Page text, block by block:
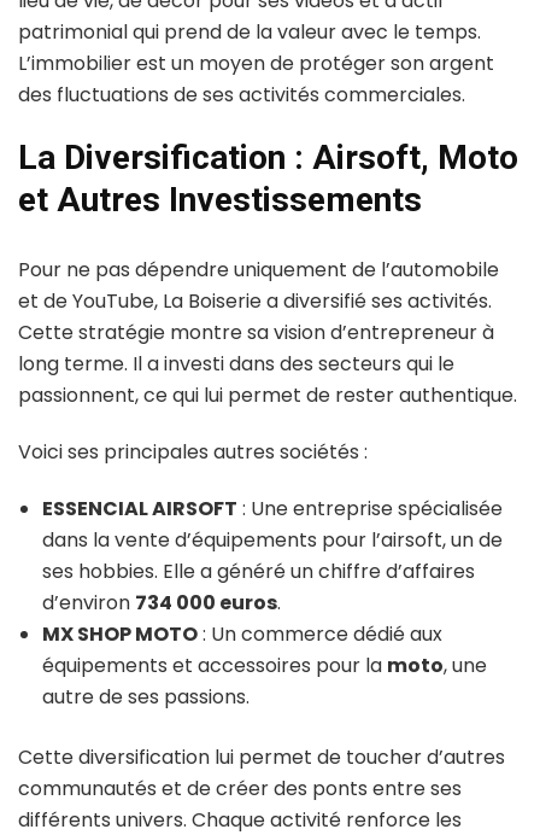
patrimonial qui prend de la valeur avec le temps.
L’immobilier est un moyen de protéger son argent
des fluctuations de ses activités commerciales.
La Diversification : Airsoft, Moto
et Autres Investissements
Pour ne pas dépendre uniquement de l’automobile
et de YouTube, La Boiserie a diversifié ses activités.
Cette stratégie montre sa vision d’entrepreneur à
long terme. Il a investi dans des secteurs qui le
passionnent, ce qui lui permet de rester authentique.
Voici ses principales autres sociétés :
ESSENCIAL AIRSOFT : Une entreprise spécialisée
dans la vente d’équipements pour l’airsoft, un de
ses hobbies. Elle a généré un chiffre d’affaires
d’environ 734 000 euros.
MX SHOP MOTO: Un commerce dédié aux
équipements et accessoires pour la moto, une
autre de ses passions.
Cette diversification lui permet de toucher d’autres
communautés et de créer des ponts entre ses
différents univers. Chaque activité renforce les